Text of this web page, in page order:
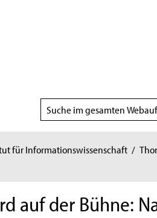
Suchbereich
wählen
für Informationswissenschaft /
auf der Bühne: